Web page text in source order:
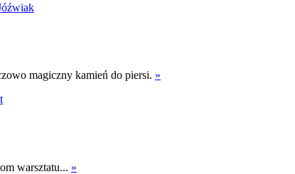
magiczny kamień do piersi. »
warsztatu... »